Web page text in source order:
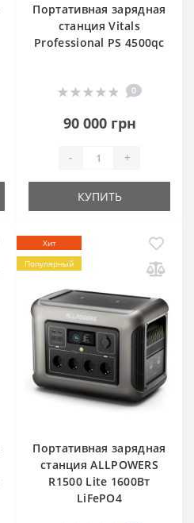
Портативная зарядная
станция Vitals
Professional PS 4500qc
0
90 000 грн
- +
КУПИТЬ
Хит
Популярный
Портативная зарядная
станция ALLPOWERS
R1500 Lite 1600Вт
LiFePO4